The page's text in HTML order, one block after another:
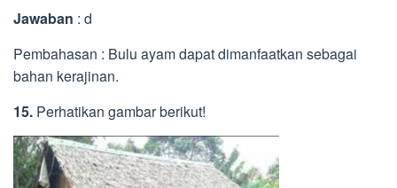
Jawaban : d
Pembahasan : Bulu ayam dapat dimanfaatkan sebagai
bahan kerajinan.
15. Perhatikan gambar berikut!